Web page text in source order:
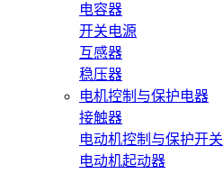
电容器
开关电源
互感器
稳压器
电机控制与保护电器
接触器
电动机控制与保护开关
电动机起动器